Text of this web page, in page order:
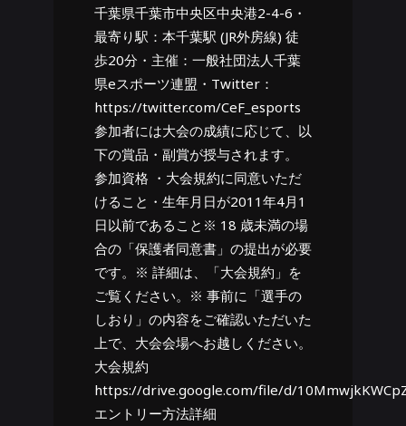
千葉県千葉市中央区中央港2-4-6・
最寄り駅：本千葉駅 (JR外房線) 徒
歩20分・主催：一般社団法人千葉
県eスポーツ連盟・Twitter：
https://twitter.com/CeF_esports
参加者には大会の成績に応じて、以
下の賞品・副賞が授与されます。
参加資格 ・大会規約に同意いただ
けること・生年月日が2011年4月1
日以前であること※ 18 歳未満の場
合の「保護者同意書」の提出が必要
です。※ 詳細は、「大会規約」を
ご覧ください。※ 事前に「選手の
しおり」の内容をご確認いただいた
上で、大会会場へお越しください。
大会規約
https://drive.google.com/file/d/
エントリー方法詳細